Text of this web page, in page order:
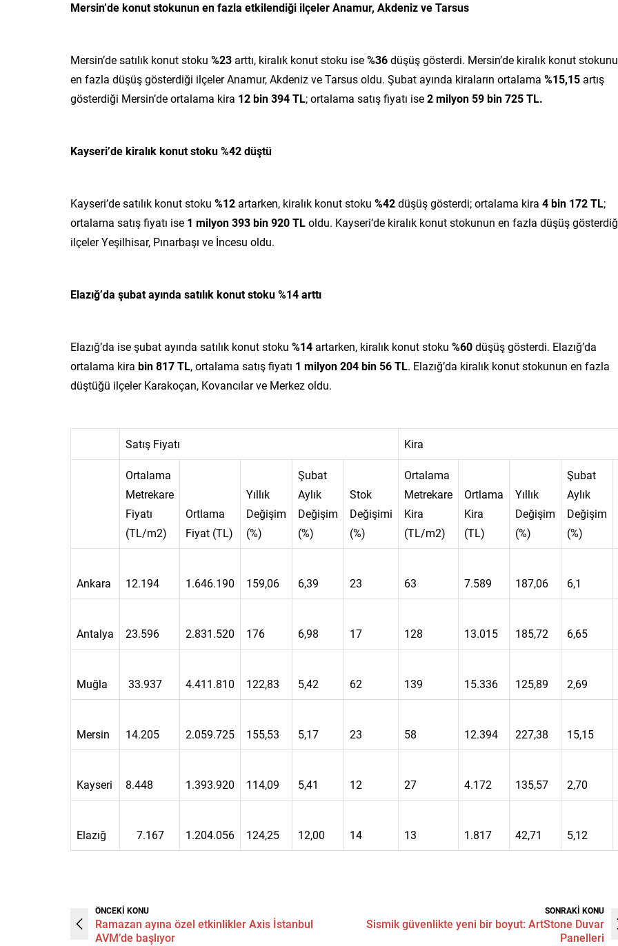
Mersin’de konut stokunun en fazla etkilendiği ilçeler Anamur, Akdeniz ve Tarsus
Mersin’de satılık konut stoku %23 arttı, kiralık konut stoku ise%36düşüş gösterdi. Mersin’de kiralık konut
en fazla düşüş gösterdiği ilçeler Anamur, Akdeniz ve Tarsus oldu. Şubat ayında kiraların ortalama %15,15 artış
gösterdiği Mersin’de ortalama kira 12 bin 394 TL; ortalama satış fiyatı ise2 milyon 59 bin 725 TL.
Kayseri’de kiralık konut stoku %42 düştü
Kayseri’de satılık konut stoku %12 artarken, kiralık konut stoku %42düşüş gösterdi; ortalama kira 4 bin 172 TL;
ortalama satış fiyatı ise 1 milyon 393 bin 920 TLoldu. Kayseri’de kiralık konut stokunun en fazla düşüş
ilçeler Yeşilhisar, Pınarbaşı ve İncesu oldu.
Elazığ’da şubat ayında satılık konut stoku %14 arttı
Elazığ’da ise şubat ayında satılık konut stoku %14 artarken, kiralık konut stoku %60düşüş gösterdi. Elazığ’da
ortalama kira bin 817 TL, ortalama satış fiyatı 1 milyon 204 bin 56 TL. Elazığ’da kiralık konut stokunun en fazla
düştüğü ilçeler Karakoçan, Kovancılar ve Merkez oldu.
Satış Fiyatı Kira
Ortalama
Metrekare
Fiyatı
(TL/m2)
Ortlama
Fiyat (TL)
Yıllık
Değişim
(%)
Şubat
Aylık
Değişim
(%)
Stok
Değişimi
(%)
Ortalama
Metrekare
Kira
(TL/m2)
Ortlama
Kira
(TL)
Yıllık
Değişim
(%)
Şubat
Aylık
Değişim
(%)
Ankara 12.194 1.646.190 159,06 6,39 23 63 7.589 187,06 6,1
Antalya 23.596 2.831.520 176 6,98 17 128 13.015 185,72 6,65
Muğla 33.937 4.411.810 122,83 5,42 62 139 15.336 125,89 2,69
Mersin 14.205 2.059.725 155,53 5,17 23 58 12.394 227,38 15,15
Kayseri 8.448 1.393.920 114,09 5,41 12 27 4.172 135,57 2,70
Elazığ 7.167 1.204.056 124,25 12,00 14 13 1.817 42,71 5,12
ÖNCEKİ KONU
Ramazan ayına özel etkinlikler Axis İstanbul
AVM’de başlıyor
SONRAKİ KONU
Sismik güvenlikte yeni bir boyut: ArtStone Duvar
Panelleri